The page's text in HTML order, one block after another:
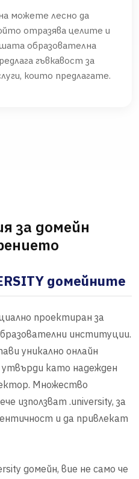
можете лесно да
отразява целите и
образователна
гъвкавост за
които предлагате.
за домейн
домейните
проектиран за
институции.
уникално онлайн
като надежден
Множество
използват .university, за
и да привлекат
домейн, вие не само че